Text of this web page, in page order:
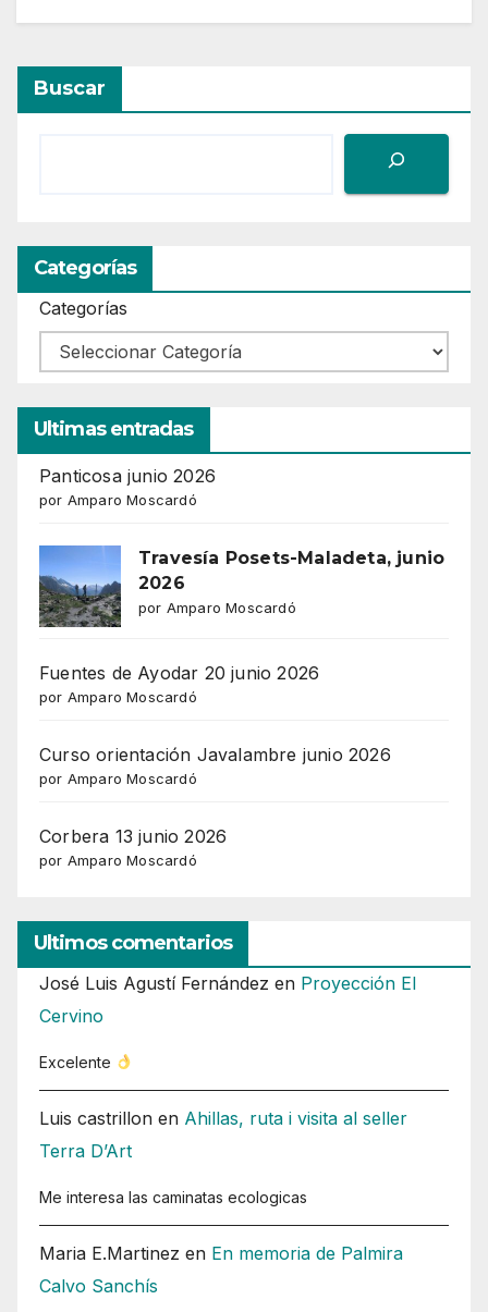
Buscar
Categorías
Categorías
Ultimas entradas
Panticosa junio 2026
por Amparo Moscardó
Travesía Posets-Maladeta, junio
2026
por Amparo Moscardó
Fuentes de Ayodar 20 junio 2026
por Amparo Moscardó
Curso orientación Javalambre junio 2026
por Amparo Moscardó
Corbera 13 junio 2026
por Amparo Moscardó
Ultimos comentarios
José Luis Agustí Fernández en Proyección El
Cervino
Excelente
Luis castrillon en Ahillas, ruta i visita al seller
Terra D’Art
Me interesa las caminatas ecologicas
Maria E.Martinez en En memoria de Palmira
Calvo Sanchís